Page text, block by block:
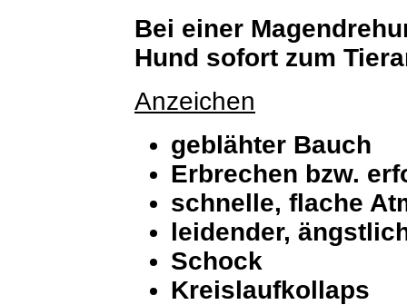
Bei einer
Hund sofort zum
Anzeichen
geblähter Bauch
Erbrechen bzw.
schnelle, flache
leidender,
Schock
Kreislaufkollaps